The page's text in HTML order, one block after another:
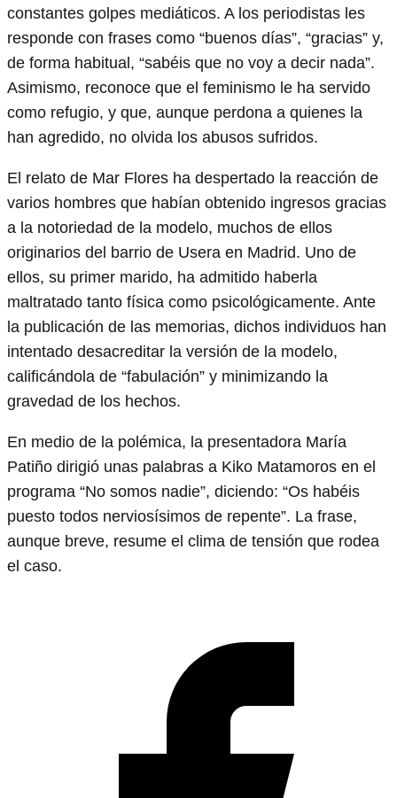
constantes golpes mediáticos. A los periodistas les
responde con frases como “buenos días”, “gracias” y,
de forma habitual, “sabéis que no voy a decir nada”.
Asimismo, reconoce que el feminismo le ha servido
como refugio, y que, aunque perdona a quienes la
han agredido, no olvida los abusos sufridos.
El relato de Mar Flores ha despertado la reacción de
varios hombres que habían obtenido ingresos gracias
a la notoriedad de la modelo, muchos de ellos
originarios del barrio de Usera en Madrid. Uno de
ellos, su primer marido, ha admitido haberla
maltratado tanto física como psicológicamente. Ante
la publicación de las memorias, dichos individuos han
intentado desacreditar la versión de la modelo,
calificándola de “fabulación” y minimizando la
gravedad de los hechos.
En medio de la polémica, la presentadora María
Patiño dirigió unas palabras a Kiko Matamoros en el
programa “No somos nadie”, diciendo: “Os habéis
puesto todos nerviosísimos de repente”. La frase,
aunque breve, resume el clima de tensión que rodea
el caso.